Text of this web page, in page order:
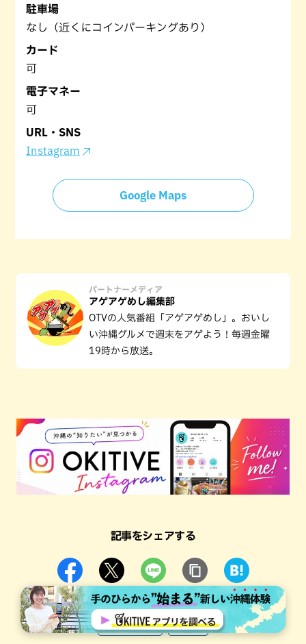
駐車場
なし（近くにコインパーキングあり）
カード
可
電子マネー
可
URL・SNS
Instagram
Google Maps
パートナーメディア
アゲアゲめし編集部
OTVの人気番組「アゲアゲめし」。おいし
い沖縄グルメで週末をアゲよう！毎週金曜
19時から放送。
記事をシェアする
#アゲアゲめし #食レポ